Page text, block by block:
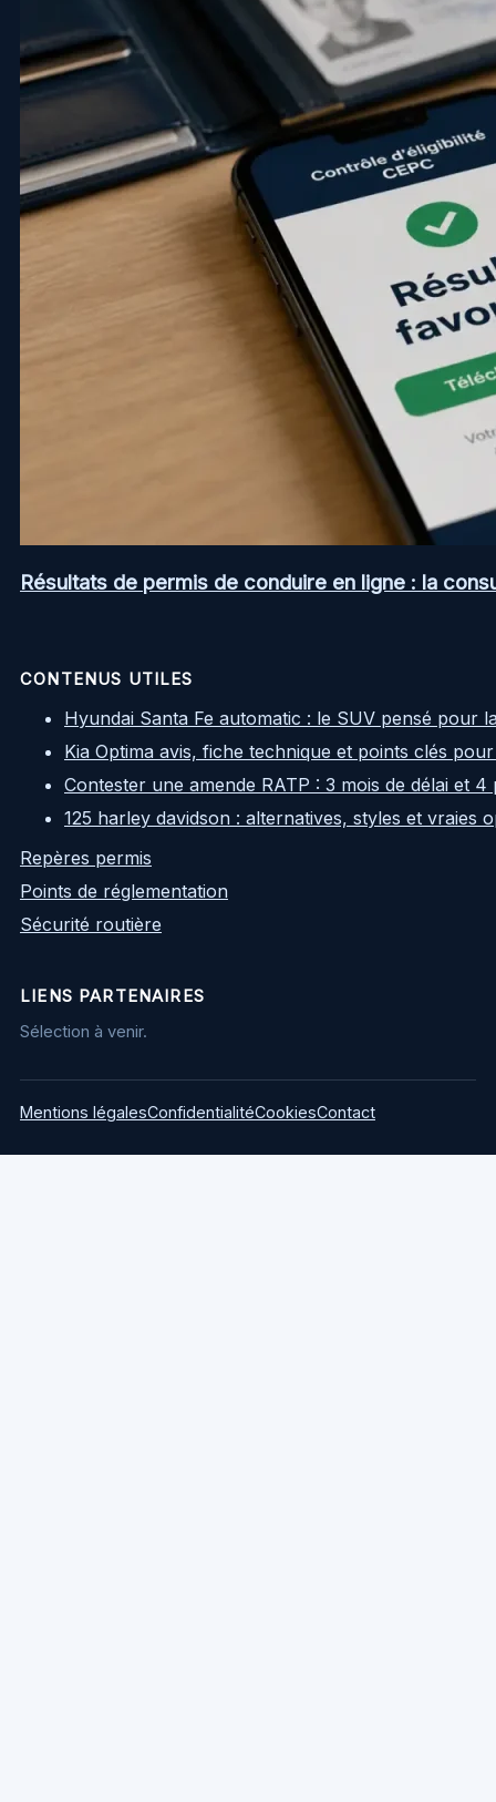
Résultats de permis de conduire en ligne : la
CONTENUS UTILES
Hyundai Santa Fe automatic : le SUV pensé pour
Kia Optima avis, fiche technique et points clés
Contester une amende RATP : 3 mois de délai et
125 harley davidson : alternatives, styles et vraies
Repères permis
Points de réglementation
Sécurité routière
LIENS PARTENAIRES
Sélection à venir.
Mentions légalesConfidentialitéCookiesContact